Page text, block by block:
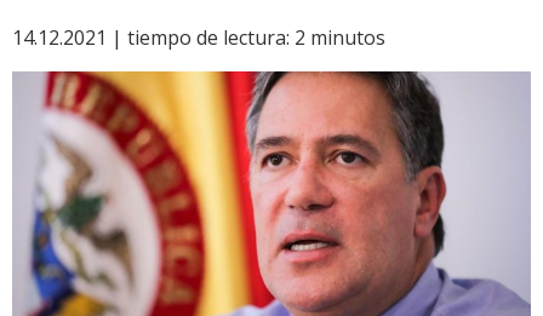
14.12.2021 | tiempo de lectura: 2 minutos